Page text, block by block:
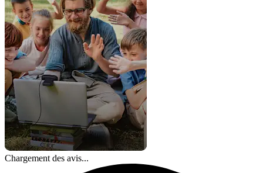
Chargement des avis...